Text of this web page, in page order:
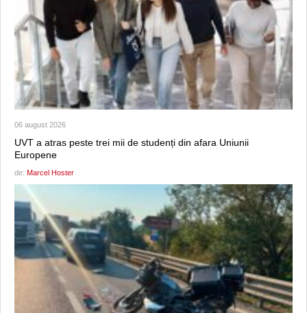
06 august 2026
UVT a atras peste trei mii de studenți din afara Uniunii
Europene
de: Marcel Hoster